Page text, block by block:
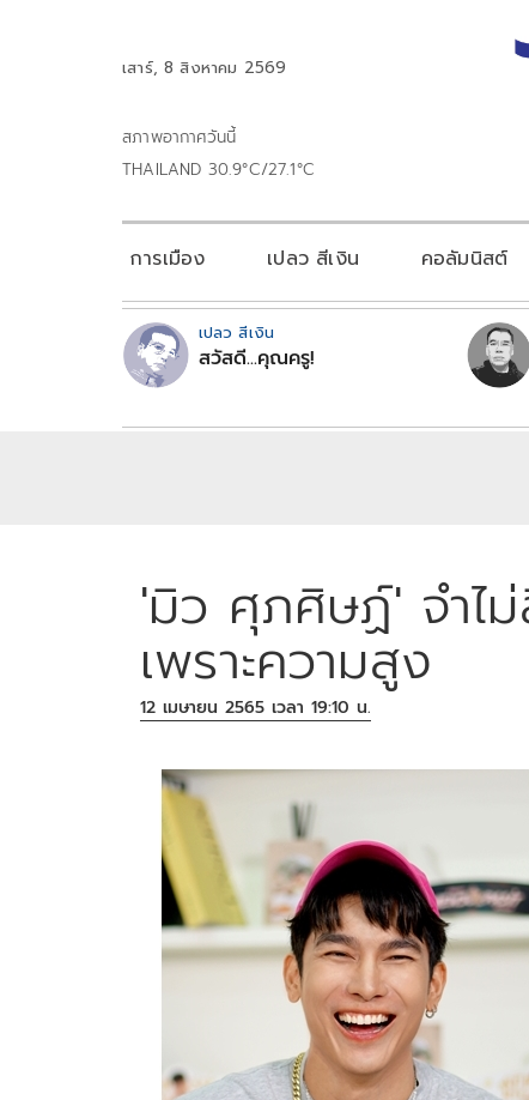
เสาร์, 8 สิงหาคม 2569
สภาพอากาศวันนี้
THAILAND 30.9°C/27.1°C
การเมือง เปลว สีเงิน คอลัมนิสต์
เปลว สีเงิน
สวัสดี...คุณครู!
'มิว ศุภศิษฏ์' จำไ
เพราะความสูง
12 เมษายน 2565 เวลา 19:10 น.